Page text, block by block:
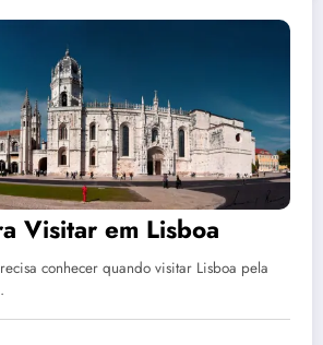
Visitar em Lisboa
conhecer quando visitar Lisboa pela